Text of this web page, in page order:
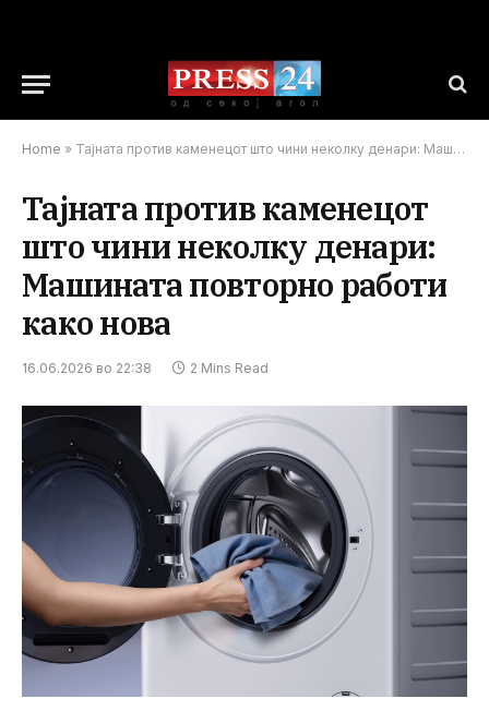
Home » Тајната против каменецот што чини неколку денари: Машината повторно работи како нова
Тајната против каменецот
што чини неколку денари:
Машината повторно работи
како нова
16.06.2026 во 22:38 2 Mins Read